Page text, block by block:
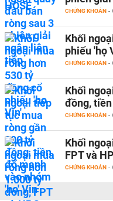
CHỨNG KHOÁN -
Khối
phiếu 'họ
CHỨNG KHOÁN -
Khối
đồng,
CHỨNG KHOÁN -
Khối
FPT và
CHỨNG KHOÁN -